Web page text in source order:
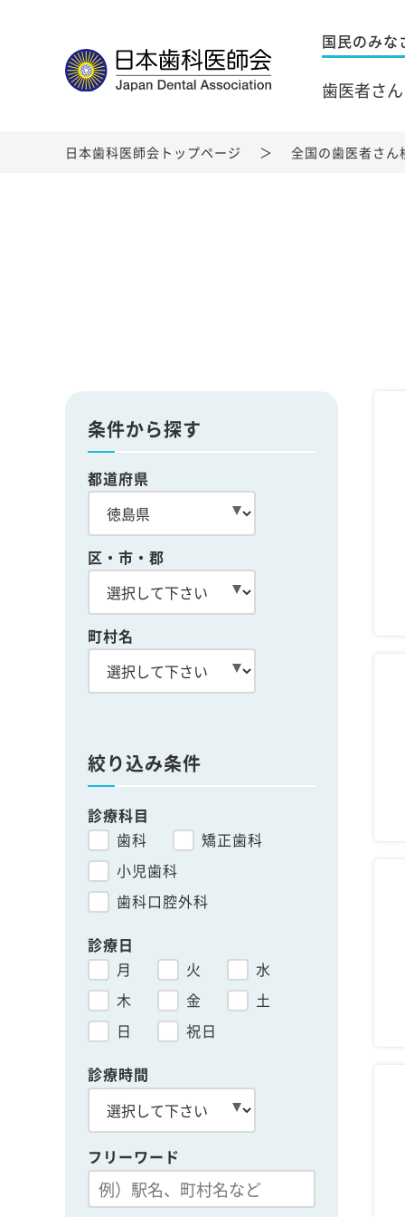
国民のみな
歯医者さ
日本歯科医師会トップページ 全国の歯医者さん
条件から探す
都道府県
区・市・郡
町村名
絞り込み条件
診療科目
歯科
矯正歯科
小児歯科
歯科口腔外科
診療日
月
火
水
木
金
土
日
祝日
診療時間
フリーワード